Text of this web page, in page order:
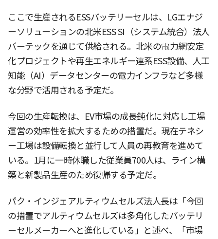
ここで生産されるESSバッテリーセルは、LGエナジ
ーソリューションの北米ESS SI（システム統合）法人
バーテックを通じて供給される。北米の電力網安定
化プロジェクトや再生エネルギー連系ESS設備、人工
知能（AI）データセンターの電力インフラなど多様
な分野で活用される予定だ。
今回の生産転換は、EV市場の成長鈍化に対応し工場
運営の効率性を拡大するための措置だ。現在テネシ
ー工場は設備転換と並行して人員の再教育を進めて
いる。1月に一時休職した従業員700人は、ライン構
築と新製品生産のため復帰する予定だ。
パク・インジェアルティウムセルズ法人長は「今回
の措置でアルティウムセルズは多角化したバッテリ
ーセルメーカーへと進化している」と述べ、「市場